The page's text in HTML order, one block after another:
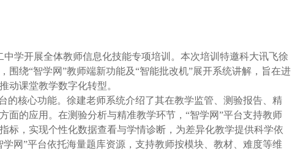
中学开展全体教师信息化技能专项培训。本次培训特邀科大讯飞徐
围绕“智学网”教师端新功能及“智能批改机”展开系统讲解，旨在进
动课堂教学数字化转型。
的核心功能。徐建老师系统介绍了其在教学监管、测验报告、精
方面的应用。在测验分析与精准教学环节，“智学网”平台支持教师
标，实现个性化数据查看与学情诊断，为差异化教学提供科学依
学网”平台依托海量题库资源，支持教师按模块、教材、难度等维